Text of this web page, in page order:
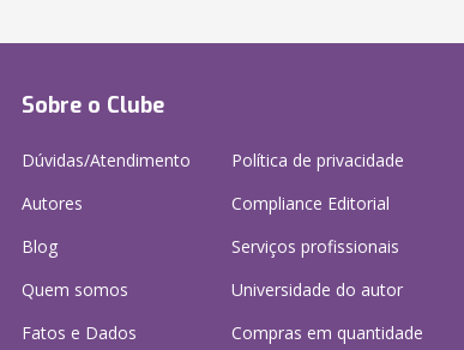
Sobre o Clube
Dúvidas/Atendimento
Autores
Blog
Quem somos
Fatos e Dados
Política de privacidade
Compliance Editorial
Serviços profissionais
Universidade do autor
Compras em quantidade